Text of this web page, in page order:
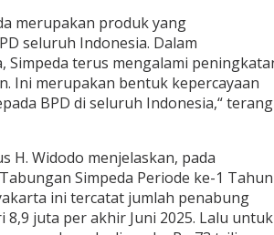
merupakan produk yang
seluruh Indonesia. Dalam
Simpeda terus mengalami
Ini merupakan bentuk kepercayaan
BPD di seluruh Indonesia,“ terang
H. Widodo menjelaskan, pada
Simpeda Periode ke-1 Tahun
ini tercatat jumlah penabung
8,9 juta per akhir Juni 2025. Lalu untuk